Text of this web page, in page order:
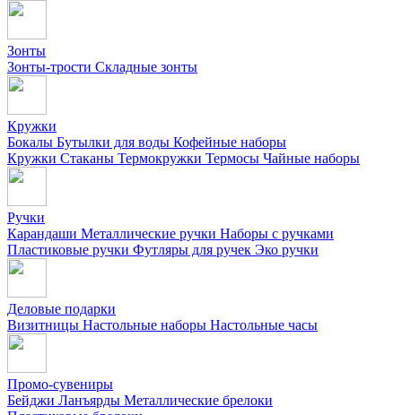
Зонты
Зонты-трости Складные зонты
Кружки
Бокалы Бутылки для воды Кофейные наборы
Кружки Стаканы Термокружки Термосы Чайные наборы
Ручки
Карандаши Металлические ручки Наборы с ручками
Пластиковые ручки Футляры для ручек Эко ручки
Деловые подарки
Визитницы Настольные наборы Настольные часы
Промо-сувениры
Бейджи Ланъярды Металлические брелоки